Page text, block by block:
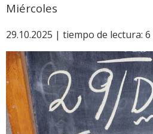
Miércoles
29.10.2025 | tiempo de lectura: 6